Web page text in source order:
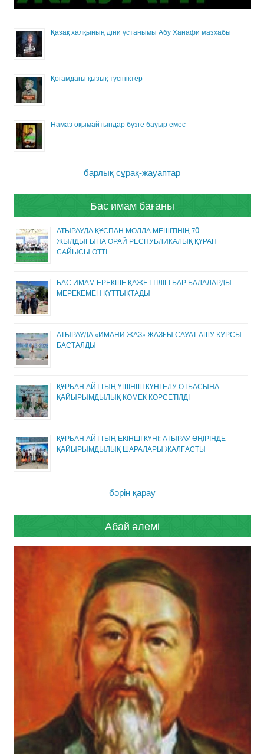
Қазақ халқының діни ұстанымы Абу Ханафи мазхабы
Қоғамдағы қызық түсініктер
Намаз оқымайтындар бузге бауыр емес
барлық сұрақ-жауаптар
Бас имам бағаны
АТЫРАУДА ҚҰСПАН МОЛЛА МЕШІТІНІҢ 70
ЖЫЛДЫҒЫНА ОРАЙ РЕСПУБЛИКАЛЫҚ ҚҰРАН
САЙЫСЫ ӨТТІ
БАС ИМАМ ЕРЕКШЕ ҚАЖЕТТІЛІГІ БАР БАЛАЛАРДЫ
МЕРЕКЕМЕН ҚҰТТЫҚТАДЫ
АТЫРАУДА «ИМАНИ ЖАЗ» ЖАЗҒЫ САУАТ АШУ КУРСЫ
БАСТАЛДЫ
ҚҰРБАН АЙТТЫҢ ҮШІНШІ КҮНІ ЕЛУ ОТБАСЫНА
ҚАЙЫРЫМДЫЛЫҚ КӨМЕК КӨРСЕТІЛДІ
ҚҰРБАН АЙТТЫҢ ЕКІНШІ КҮНІ: АТЫРАУ ӨҢІРІНДЕ
ҚАЙЫРЫМДЫЛЫҚ ШАРАЛАРЫ ЖАЛҒАСТЫ
бәрін қарау
Абай әлемі